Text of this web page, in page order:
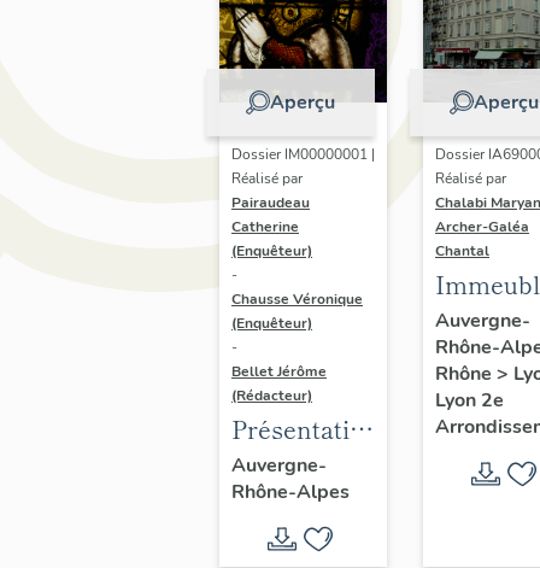
Aperçu
Dossier IM00000001 |
Réalisé par
Pairaudeau
Catherine
(Enquêteur)
-
Chausse Véronique
(Enquêteur)
-
Bellet Jérôme
(Rédacteur)
Présentation
de
l'opération
d'inventaire
Auvergne-
Rhône-Alpes
Aperçu
Dossier
Réalisé par
Chalabi
Archer-Galéa
Chantal
Auvergne-
Rhône-
Rhône >
Lyon 2e